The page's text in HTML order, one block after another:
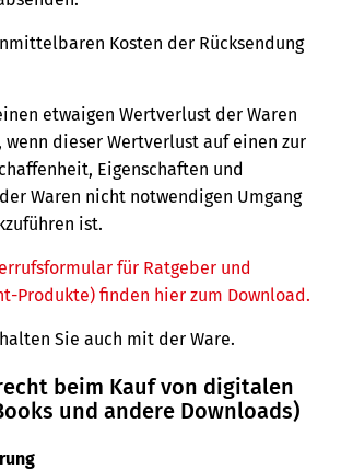
Kosten der Rücksendung
etwaigen Wertverlust der Waren
wenn dieser Wertverlust auf einen zur
Eigenschaften und
Waren nicht notwendigen Umgang
ist.
für Ratgeber und
Produkte) finden hier zum Download.
Sie auch mit der Ware.
beim Kauf von digitalen
und andere Downloads)